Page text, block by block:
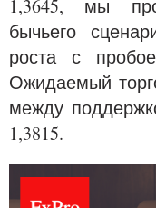
1,3645, мы
бычьего
роста с
Ожидаемый
между
1,3815.